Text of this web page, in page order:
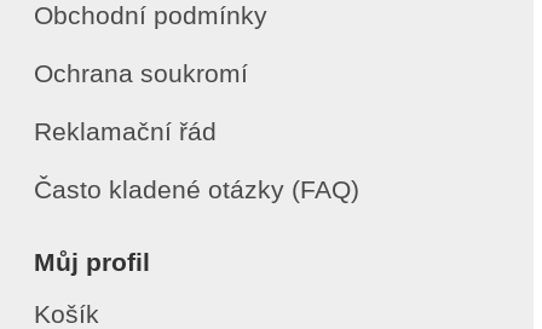
Obchodní podmínky
Ochrana soukromí
Reklamační řád
Často kladené otázky (FAQ)
Můj profil
Košík